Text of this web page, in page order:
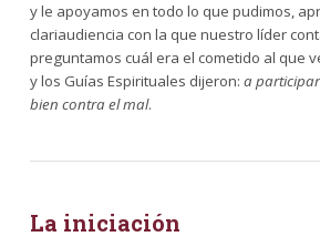
y le apoyamos en todo lo que pudimos,
clariaudiencia con la que nuestro líder
preguntamos cuál era el cometido al que
y los Guías Espirituales dijeron: a
bien contra el mal.
La iniciación